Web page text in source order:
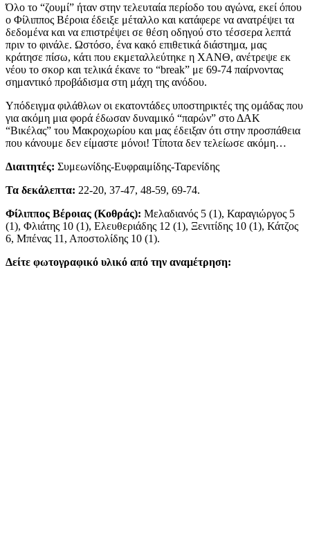
Όλο το “ζουμί” ήταν στην τελευταία περίοδο του αγώνα, εκεί όπου
ο Φίλιππος Βέροια έδειξε μέταλλο και κατάφερε να ανατρέψει τα
δεδομένα και να επιστρέψει σε θέση οδηγού στο τέσσερα λεπτά
πριν το φινάλε. Ωστόσο, ένα κακό επιθετικά διάστημα, μας
κράτησε πίσω, κάτι που εκμεταλλεύτηκε η ΧΑΝΘ, ανέτρεψε εκ
νέου το σκορ και τελικά έκανε το “break” με 69-74 παίρνοντας
σημαντικό προβάδισμα στη μάχη της ανόδου.
Υπόδειγμα φιλάθλων οι εκατοντάδες υποστηρικτές της ομάδας που
για ακόμη μια φορά έδωσαν δυναμικό “παρών” στο ΔΑΚ
“Βικέλας” του Μακροχωρίου και μας έδειξαν ότι στην προσπάθεια
που κάνουμε δεν είμαστε μόνοι! Τίποτα δεν τελείωσε ακόμη…
Διαιτητές: Συμεωνίδης-Ευφραιμίδης-Ταρενίδης
Τα δεκάλεπτα: 22-20, 37-47, 48-59, 69-74.
Φίλιππος Βέροιας (Κοθράς): Μελαδιανός 5 (1), Καραγιώργος 5
(1), Φλιάτης 10 (1), Ελευθεριάδης 12 (1), Ξενιτίδης 10 (1), Κάτζος
6, Μπένας 11, Αποστολίδης 10 (1).
Δείτε φωτογραφικό υλικό από την αναμέτρηση: